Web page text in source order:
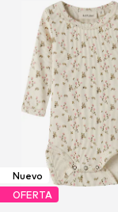
Nuevo
OFERTA